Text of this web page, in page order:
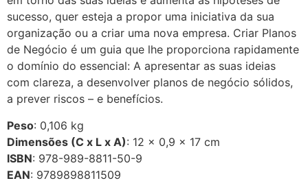
sucesso, quer esteja a propor uma iniciativa da sua
organização ou a criar uma nova empresa. Criar Planos
de Negócio é um guia que lhe proporciona rapidamente
o domínio do essencial: A apresentar as suas ideias
com clareza, a desenvolver planos de negócio sólidos,
a prever riscos – e benefícios.
Peso: 0,106 kg
Dimensões (C x L x A): 12 × 0,9 × 17 cm
ISBN: 978-989-8811-50-9
EAN: 9789898811509